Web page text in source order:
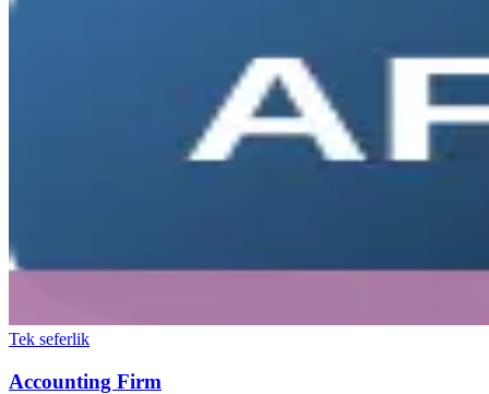
Tek seferlik
Accounting Firm